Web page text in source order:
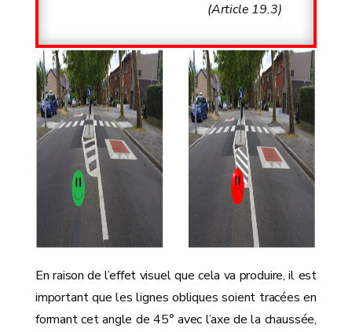
(Article 19.3)
En raison de l’effet visuel que cela va produire, il est
important que les lignes obliques soient tracées en
formant cet angle de 45° avec l’axe de la chaussée,